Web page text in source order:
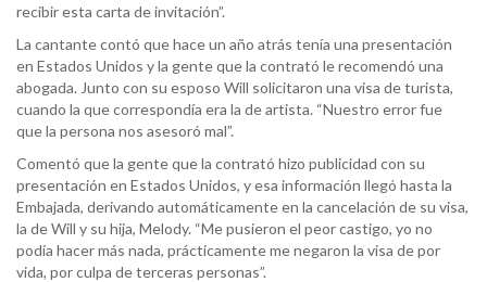
recibir esta carta de invitación”.
La cantante contó que hace un año atrás tenía una presentación
en Estados Unidos y la gente que la contrató le recomendó una
abogada. Junto con su esposo Will solicitaron una visa de turista,
cuando la que correspondía era la de artista. “Nuestro error fue
que la persona nos asesoró mal”.
Comentó que la gente que la contrató hizo publicidad con su
presentación en Estados Unidos, y esa información llegó hasta la
Embajada, derivando automáticamente en la cancelación de su visa,
la de Will y su hija, Melody. “Me pusieron el peor castigo, yo no
podía hacer más nada, prácticamente me negaron la visa de por
vida, por culpa de terceras personas”.